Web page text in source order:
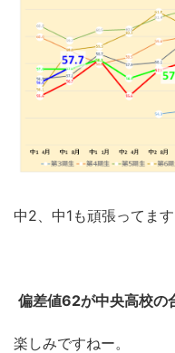
中2、中1も頑張ってます
偏差値62が中央高校の
楽しみですねー。